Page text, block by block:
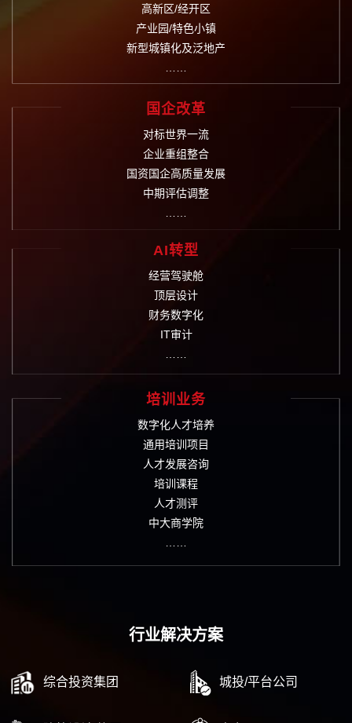
高新区/经开区
产业园/特色小镇
新型城镇化及泛地产
……
国企改革
对标世界一流
企业重组整合
国资国企高质量发展
中期评估调整
……
AI转型
经营驾驶舱
顶层设计
财务数字化
IT审计
……
培训业务
数字化人才培养
通用培训项目
人才发展咨询
培训课程
人才测评
中大商学院
……
行业解决方案
综合投资集团 城投/平台公司